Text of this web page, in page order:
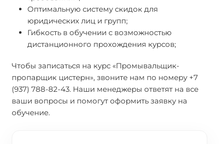
Оптимальную систему скидок для
юридических лиц и групп;
Гибкость в обучении с возможностью
дистанционного прохождения курсов;
Чтобы записаться на курс «Промывальщик-
пропарщик цистерн», звоните нам по номеру +7
(937) 788-82-43. Наши менеджеры ответят на все
ваши вопросы и помогут оформить заявку на
обучение.